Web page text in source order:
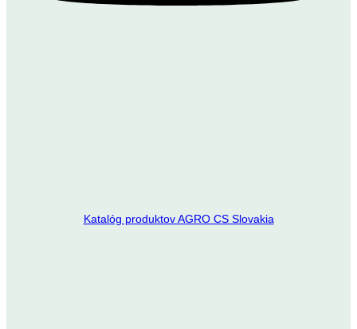
Katalóg produktov AGRO CS Slovakia